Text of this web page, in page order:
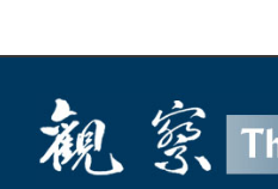
捕，翁澤生在台北監獄被
台灣同胞以血肉之軀捍衛
者的抗爭從未停歇，成為